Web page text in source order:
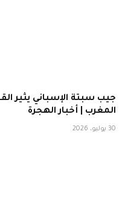
جيب سبتة الإسباني يثير
المغرب | أخبار الهجرة
30 يوليو، 2026